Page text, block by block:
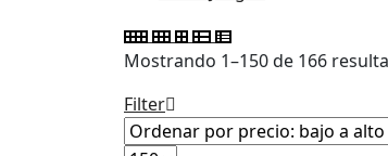
Mostrando 1–150 de 166
Filter